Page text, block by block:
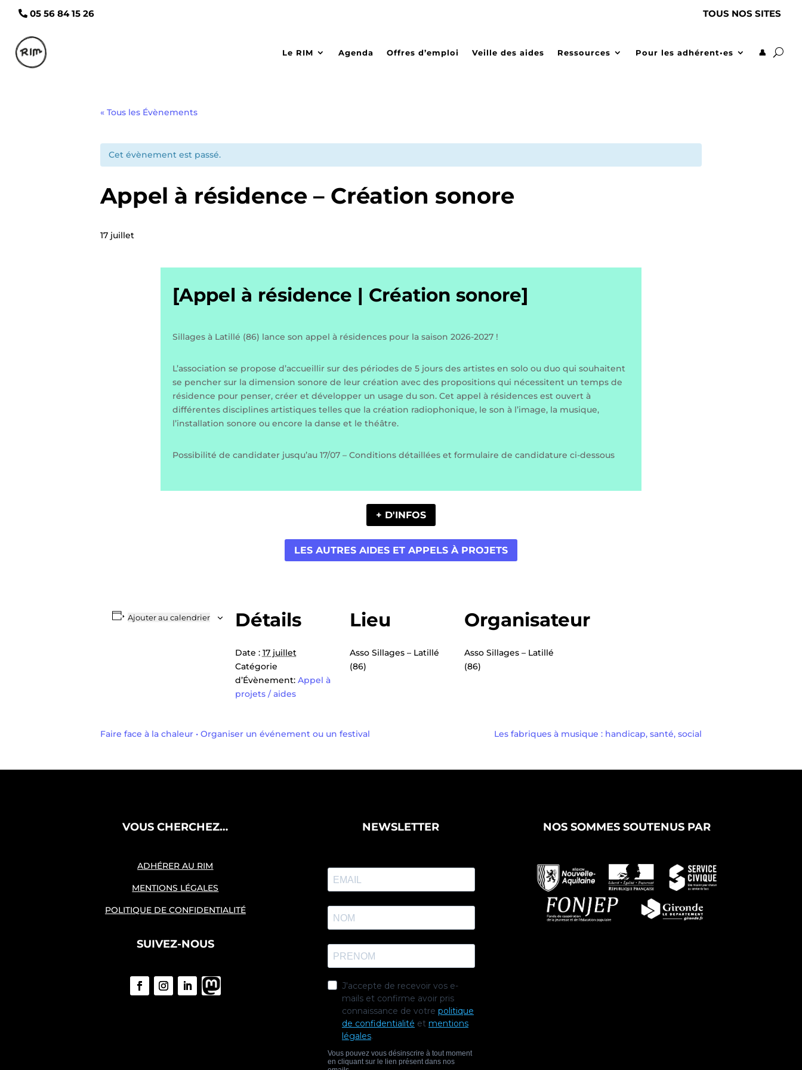
05 56 84 15 26 TOUS NOS SITES
Le RIM Agenda Offres d’emploi Veille des aides Ressources Pour les adhérent•es 👤
« Tous les Évènements
Cet évènement est passé.
Appel à résidence – Création sonore
17 juillet
[Appel à résidence | Création sonore]
Sillages à Latillé (86) lance son appel à résidences pour la saison 2026-2027 !
L’association se propose d’accueillir sur des périodes de 5 jours des artistes en solo ou duo qui souhaitent
se pencher sur la dimension sonore de leur création avec des propositions qui nécessitent un temps de
résidence pour penser, créer et développer un usage du son. Cet appel à résidences est ouvert à
différentes disciplines artistiques telles que la création radiophonique, le son à l’image, la musique,
l’installation sonore ou encore la danse et le théâtre.
Possibilité de candidater jusqu’au 17/07 – Conditions détaillées et formulaire de candidature ci-dessous
+ D'INFOS
LES AUTRES AIDES ET APPELS À PROJETS
Ajouter au calendrier Détails
Date : 17 juillet
Catégorie
d’Évènement: Appel à
projets / aides
Lieu
Asso Sillages – Latillé
(86)
Organisateur
Asso Sillages – Latillé
(86)
Faire face à la chaleur • Organiser un événement ou un festival Les fabriques à musique : handicap, santé, social
VOUS CHERCHEZ…
ADHÉRER AU RIM
MENTIONS LÉGALES
POLITIQUE DE CONFIDENTIALITÉ
SUIVEZ-NOUS
NEWSLETTER NOS SOMMES SOUTENUS PAR